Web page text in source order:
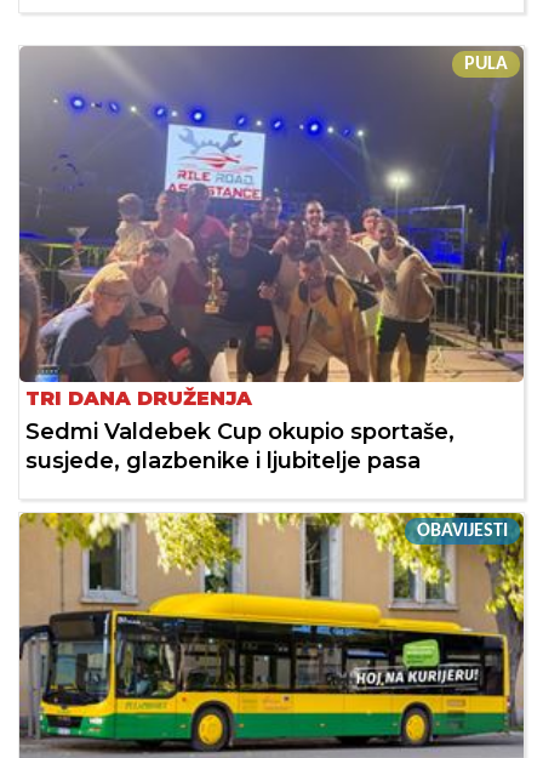
PULA
TRI DANA DRUŽENJA
Sedmi Valdebek Cup okupio sportaše,
susjede, glazbenike i ljubitelje pasa
OBAVIJESTI